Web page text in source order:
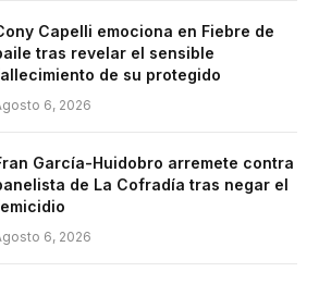
Capelli emociona en Fiebre de
tras revelar el sensible
de su protegido
6, 2026
García-Huidobro arremete contra
de La Cofradía tras negar el
6, 2026